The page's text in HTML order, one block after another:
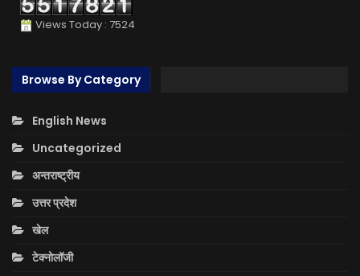
Views Today : 7524
Browse By Category
English News
Uncategorized
अन्तराष्ट्रीय
उत्तर प्रदेश
खेल
टेक्नोलॉजी